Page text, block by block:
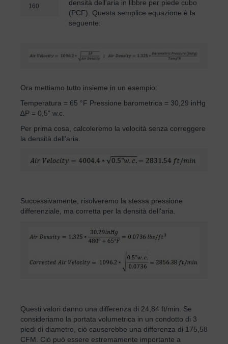
160
densità dell'aria in libbre per piede cubo
(PCF). Questa semplice equazione è la
seguente:
Ora mettiamo tutto insieme in un esempio:
Temperatura = 65 °F Pressione barometrica = 30,29 inHg
∆P = 0,5" w.c.
Per prima cosa, calcoleremo la velocità senza correggere
la densità dell'aria.
Successivamente, risolveremo la stessa pressione
differenziale, ma corretta per la densità dell'aria.
Questi valori danno una differenza di 24,84 ft/min. Se
consideriamo la portata volumetrica in un condotto di 3
piedi di diametro, ciò causerebbe una differenza di 175,58
CFM. Ciò può essere estremamente importante a